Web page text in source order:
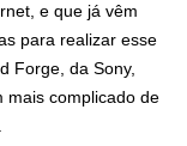
e que já vêm
para realizar esse
Forge, da Sony,
mais complicado de